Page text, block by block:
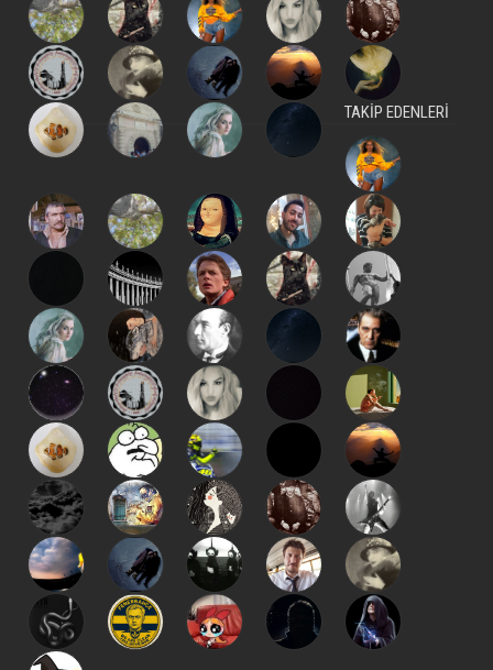
TAKİP EDENLERİ
kapat